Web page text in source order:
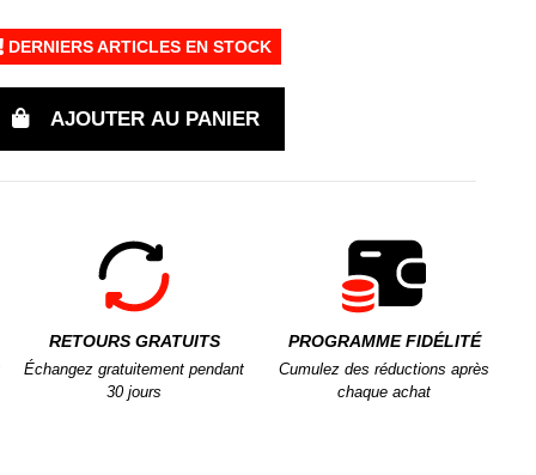
DERNIERS ARTICLES EN STOCK
AJOUTER AU PANIER
RETOURS GRATUITS
Échangez gratuitement pendant
30 jours
PROGRAMME FIDÉLITÉ
Cumulez des réductions après
chaque achat